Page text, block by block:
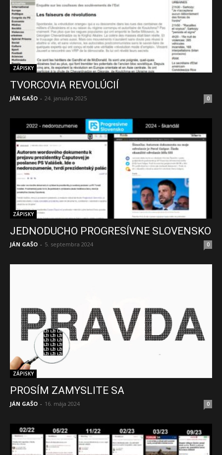
ZÁPISKY
TVORCOVIA REVOLÚCIÍ
JÁN GAŠO - 24. januára 2025 0
ZÁPISKY
JEDNODUCHO PROGRESÍVNE SLOVENSKO
JÁN GAŠO - 5. septembra 2024 0
ZÁPISKY
PROSÍM ZAMYSLITE SA
JÁN GAŠO - 16. mája 2024 0